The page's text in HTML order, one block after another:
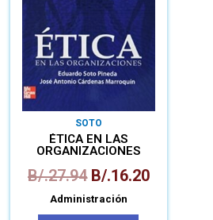
SOTO
ÉTICA EN LAS
ORGANIZACIONES
B/.27.94 B/.16.20
Administración